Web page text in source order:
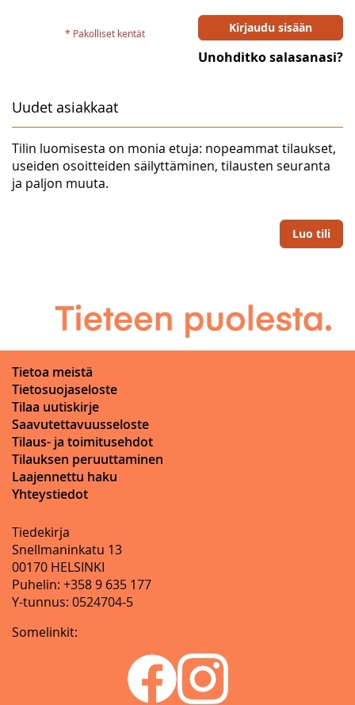
Kirjaudu sisään
Unohditko salasanasi?
Uudet asiakkaat
Tilin luomisesta on monia etuja: nopeammat tilaukset,
useiden osoitteiden säilyttäminen, tilausten seuranta
ja paljon muuta.
Luo tili
Tietoa meistä
Tietosuojaseloste
Tilaa uutiskirje
Saavutettavuusseloste
Tilaus- ja toimitusehdot
Tilauksen peruuttaminen
Laajennettu haku
Yhteystiedot
Tiedekirja
Snellmaninkatu 13
00170 HELSINKI
Puhelin: +358 9 635 177
Y-tunnus: 0524704-5
Somelinkit: